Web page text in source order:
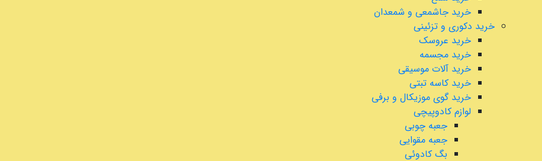
خرید جاشمعی و شمعدان
خرید دکوری و تزئینی
خرید عروسک
خرید مجسمه
خرید آلات موسیقی
خرید کاسه تبتی
خرید گوی موزیکال و برفی
لوازم کادوپیچی
جعبه چوبی
جعبه مقوایی
بگ کادوئی